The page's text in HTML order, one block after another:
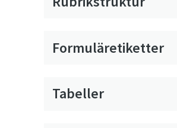
Formuläretiketter
Tabeller